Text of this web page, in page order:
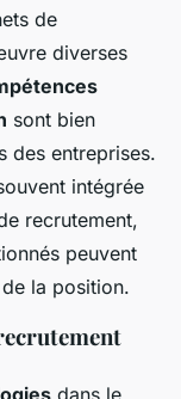
de
diverses
sont bien
des entreprises.
intégrée
recrutement,
peuvent
la position.